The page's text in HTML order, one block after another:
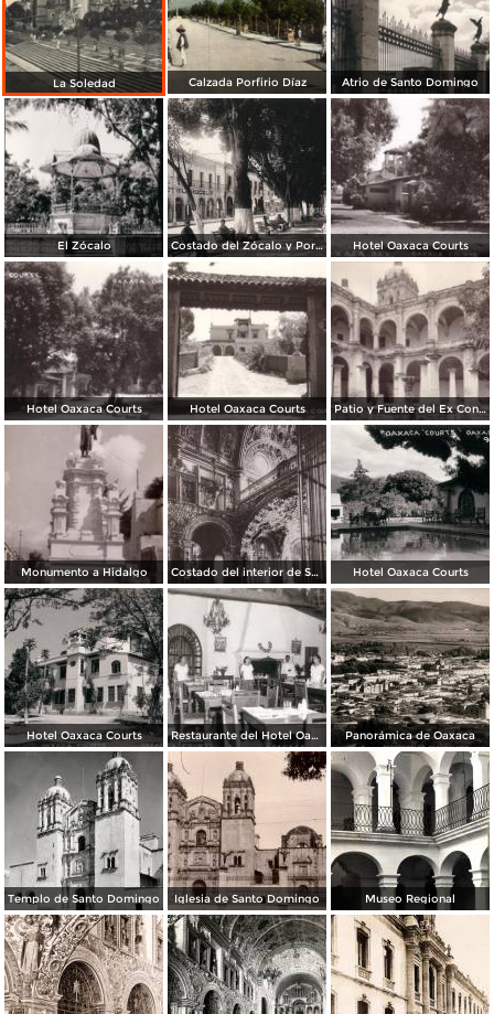
La Soledad Calzada Porfirio Díaz Atrio de Santo Domingo
El Zócalo Costado del Zócalo y Portal de Mercaderes Hotel Oaxaca Courts
Hotel Oaxaca Courts Hotel Oaxaca Courts Patio y Fuente del Ex Convento de Santo Domingo
Monumento a Hidalgo Costado del interior de Santo Domingo Hotel Oaxaca Courts
Hotel Oaxaca Courts Restaurante del Hotel Oaxaca Courts Panorámica de Oaxaca
Templo de Santo Domingo Iglesia de Santo Domingo Museo Regional